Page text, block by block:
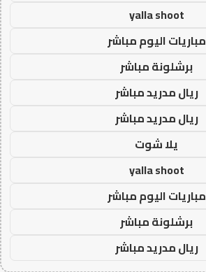
yalla shoot
مباريات اليوم مباشر
برشلونة مباشر
ريال مدريد مباشر
ريال مدريد مباشر
يلا شوت
yalla shoot
مباريات اليوم مباشر
برشلونة مباشر
ريال مدريد مباشر